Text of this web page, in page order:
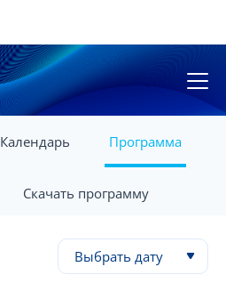
Календарь Программа
Скачать программу
Выбрать дату